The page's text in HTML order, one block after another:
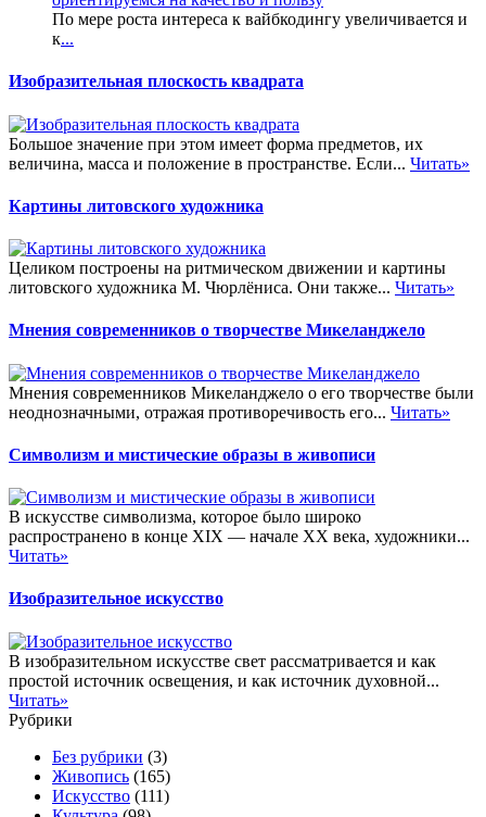
По мере роста интереса к вайбкодингу увеличивается и
к...
Изобразительная плоскость квадрата
Большое значение при этом имеет форма предметов, их
величина, масса и положение в пространстве. Если... Читать»
Картины литовского художника
Целиком построены на ритмическом движении и картины
литовского художника М. Чюрлёниса. Они также... Читать»
Мнения современников о творчестве Микеланджело
Мнения современников Микеланджело о его творчестве были
неоднозначными, отражая противоречивость его... Читать»
Символизм и мистические образы в живописи
В искусстве символизма, которое было широко
распространено в конце XIX — начале XX века, художники...
Читать»
Изобразительное искусство
В изобразительном искусстве свет рассматривается и как
простой источник освещения, и как источник духовной...
Читать»
Рубрики
Без рубрики (3)
Живопись (165)
Искусство (111)